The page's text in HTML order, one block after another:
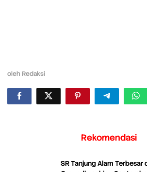
oleh Redaksi
Rekomendasi
SR Tanjung Alam Terbesar